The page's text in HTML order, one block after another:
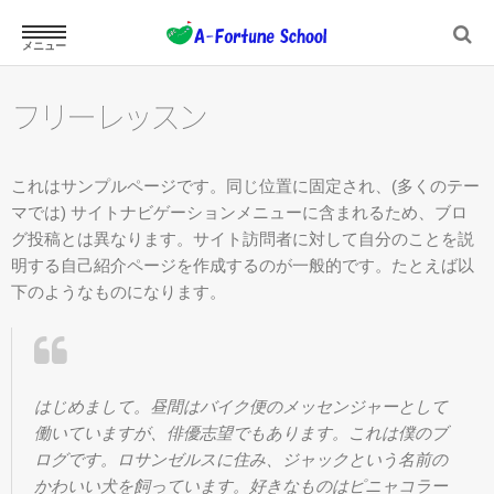
メニュー
ホーム
スクール案内
ジュニアスクール
プロフィール
フリーレッスン
これはサンプルページです。同じ位置に固定され、(多くのテー
マでは) サイトナビゲーションメニューに含まれるため、ブロ
グ投稿とは異なります。サイト訪問者に対して自分のことを説
明する自己紹介ページを作成するのが一般的です。たとえば以
下のようなものになります。
はじめまして。昼間はバイク便のメッセンジャーとして
働いていますが、俳優志望でもあります。これは僕のブ
ログです。ロサンゼルスに住み、ジャックという名前の
かわいい犬を飼っています。好きなものはピニャコラー